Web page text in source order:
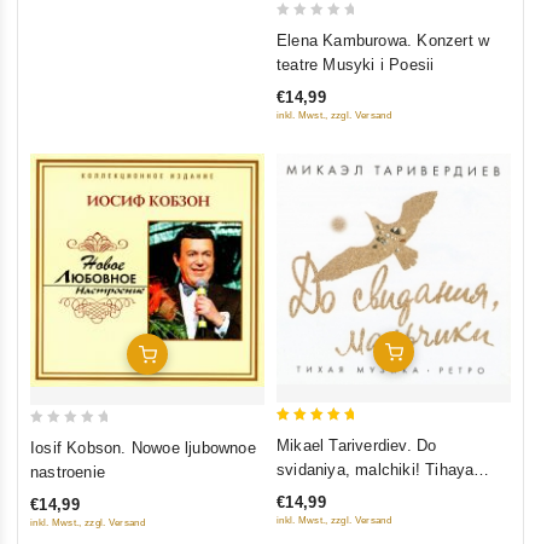
5
Elena Kamburowa. Konzert w
teatre Musyki i Poesii
€14,99
inkl. Mwst., zzgl. Versand
In Den Warenkorb
5
Iosif Kobson. Nowoe ljubownoe
nastroenie
€14,99
inkl. Mwst., zzgl. Versand
In Den Warenkorb
Mikael Tariverdiev. Do
svidaniya, malchiki! Tihaya
muzyka. Retro 60-h
€14,99
inkl. Mwst., zzgl. Versand